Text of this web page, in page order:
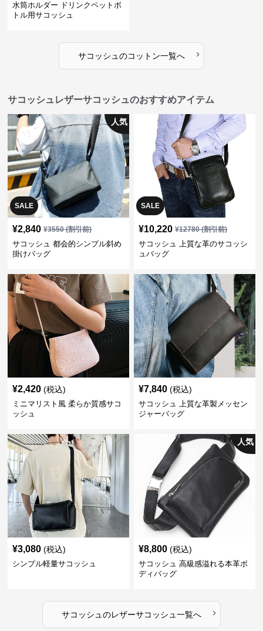
水筒ホルダー ドリンクペットボ
トル用サコッシュ
サコッシュ のコットン一覧へ ›
サコッシュレザーサコッシュのおすすめアイテム
SALE
人気
¥2,840 ¥3550(割引前)
サコッシュ 都会的シンプル斜め
掛けバッグ
SALE
¥10,220 ¥12780(割引前)
サコッシュ 上質な革のサコッシ
ュバッグ
¥2,420 (税込)
ミニマリスト風 柔らか質感サコ
ッシュ
¥7,840 (税込)
サコッシュ 上質な革製メッセン
ジャーバッグ
¥3,080 (税込)
シンプル軽量サコッシュ
人気
¥8,800 (税込)
サコッシュ 高級感溢れる本革ボ
ディバッグ
サコッシュ のレザーサコッシュ 一覧へ ›